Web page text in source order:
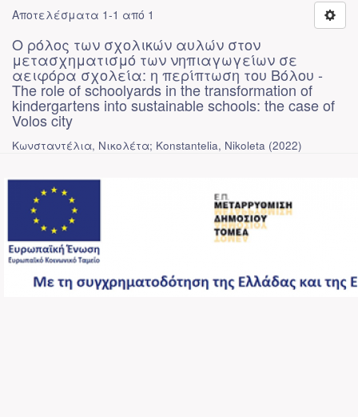
Αποτελέσματα 1-1 από 1
Ο ρόλος των σχολικών αυλών στον
μετασχηματισμό των νηπιαγωγείων σε
αειφόρα σχολεία: η περίπτωση του Βόλου -
The role of schoolyards in the transformation of
kindergartens into sustainable schools: the case of
Volos city
Κωνσταντέλια, Νικολέτα; Konstantelia, Nikoleta (2022)